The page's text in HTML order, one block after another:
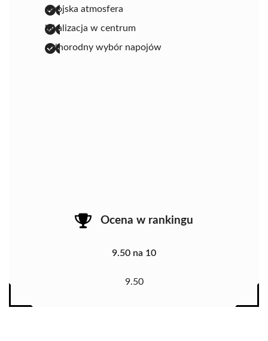
swojska atmosfera
lokalizacja w centrum
różnorodny wybór napojów
Ocena w rankingu
9.50 na 10
9.50